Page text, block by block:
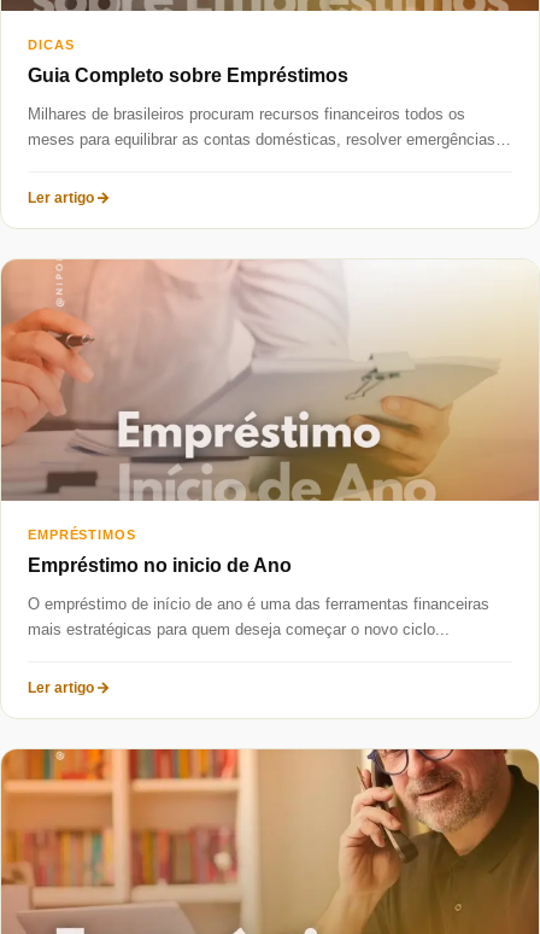
DICAS
Guia Completo sobre Empréstimos
Milhares de brasileiros procuram recursos financeiros todos os
meses para equilibrar as contas domésticas, resolver emergências
Ler artigo
EMPRÉSTIMOS
Empréstimo no inicio de Ano
O empréstimo de início de ano é uma das ferramentas financeiras
mais estratégicas para quem deseja começar o novo ciclo...
Ler artigo